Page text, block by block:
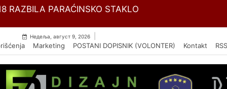
Skip
56. TRADICIONALNI SUSRETI RUDNIČANA
Недеља, август 9, 2026
Marketing POSTANI DOPISNIK (VOLONTER) Kontakt RSS